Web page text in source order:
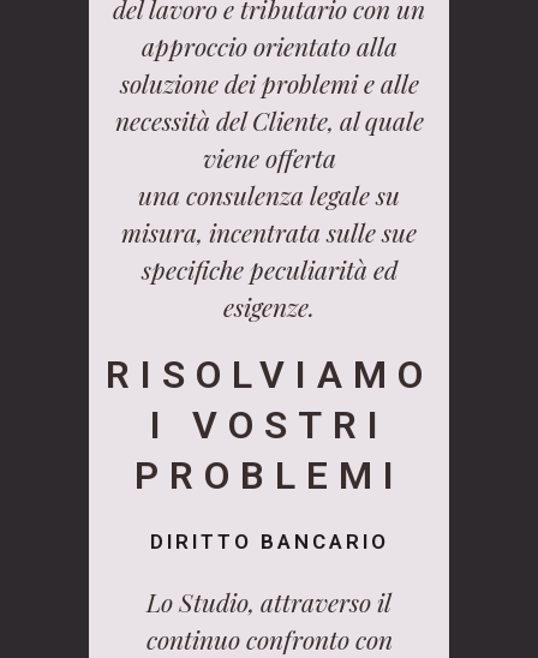
del lavoro e tributario con un
approccio orientato alla
soluzione dei problemi e alle
necessità del Cliente, al quale
viene offerta
una consulenza legale su
misura, incentrata sulle sue
specifiche peculiarità ed
esigenze.
RISOLVIAMO
I VOSTRI
PROBLEMI
DIRITTO BANCARIO
Lo Studio, attraverso il
continuo confronto con